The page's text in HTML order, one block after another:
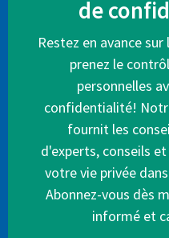
de
Restez en avance
prenez le
personnelles
confidentialité!
fournit les
d'experts, conseils
votre vie privée
Abonnez-vous dès
informé et